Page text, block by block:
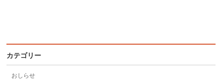
カテゴリー
おしらせ